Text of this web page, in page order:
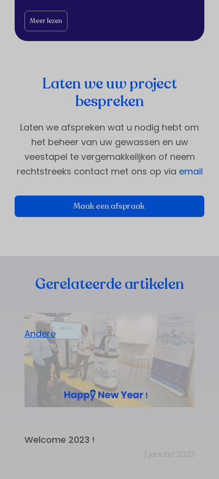
Meer lezen
Laten we uw project
bespreken
Laten we afspreken wat u nodig hebt om
het beheer van uw gewassen en uw
veestapel te vergemakkelijken of neem
rechtstreeks contact met ons op via email
Maak een afspraak
Gerelateerde artikelen
Andere
Welcome 2023 !
2 januari 2023